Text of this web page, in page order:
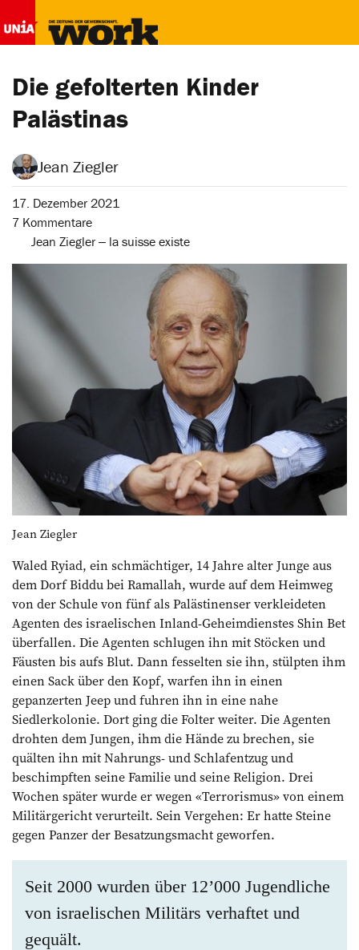
Die gefolterten Kinder
Palästinas
Jean Ziegler
17. Dezember 2021
7 Kommentare
Jean Ziegler ‒ la suisse existe
Jean Ziegler
Waled Ryiad, ein schmächtiger, 14 Jahre alter Junge aus
dem Dorf Biddu bei Ramallah, wurde auf dem Heimweg
von der Schule von fünf als Palästinenser verkleideten
Agenten des israelischen Inland-Geheimdienstes Shin Bet
über­fallen. Die Agenten schlugen ihn mit Stöcken und
Fäusten bis aufs Blut. Dann fesselten sie ihn, stülpten ihm
einen Sack über den Kopf, warfen ihn in einen
gepanzerten Jeep und fuhren ihn in eine nahe
Siedlerkolonie. Dort ging die Folter weiter. Die Agenten
drohten dem Jungen, ihm die Hände zu brechen, sie
quälten ihn mit Nahrungs- und Schlafentzug und
beschimpften seine Familie und seine Religion. Drei
Wochen später wurde er wegen «Terrorismus» von einem
Militärgericht verurteilt. Sein Vergehen: Er hatte Steine
gegen Panzer der Besatzungsmacht geworfen.
Seit 2000 wurden über 12’000 Jugendliche
von israelischen Militärs verhaftet und
gequält.